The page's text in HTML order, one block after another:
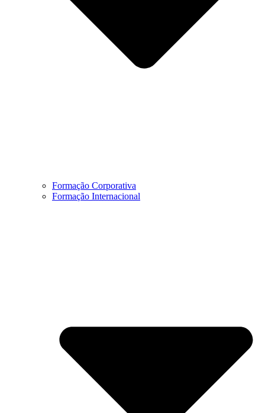
Formação Corporativa
Formação Internacional